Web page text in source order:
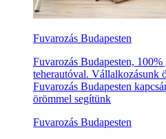
Fuvarozás Budapesten
Fuvarozás Budapesten,
teherautóval. Vállalkozásunk
Fuvarozás Budapesten
örömmel segítünk
Fuvarozás Budapesten